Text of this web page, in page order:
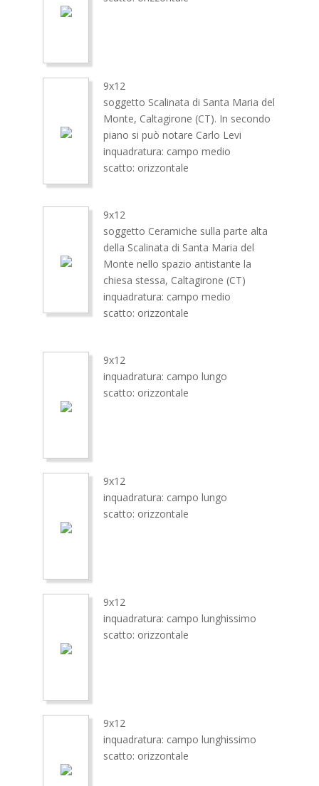
9x12
soggetto Scalinata di Santa Maria del
Monte, Caltagirone (CT). In secondo
piano si può notare Carlo Levi
inquadratura: campo medio
scatto: orizzontale
9x12
soggetto Ceramiche sulla parte alta
della Scalinata di Santa Maria del
Monte nello spazio antistante la
chiesa stessa, Caltagirone (CT)
inquadratura: campo medio
scatto: orizzontale
9x12
inquadratura: campo lungo
scatto: orizzontale
9x12
inquadratura: campo lungo
scatto: orizzontale
9x12
inquadratura: campo lunghissimo
scatto: orizzontale
9x12
inquadratura: campo lunghissimo
scatto: orizzontale